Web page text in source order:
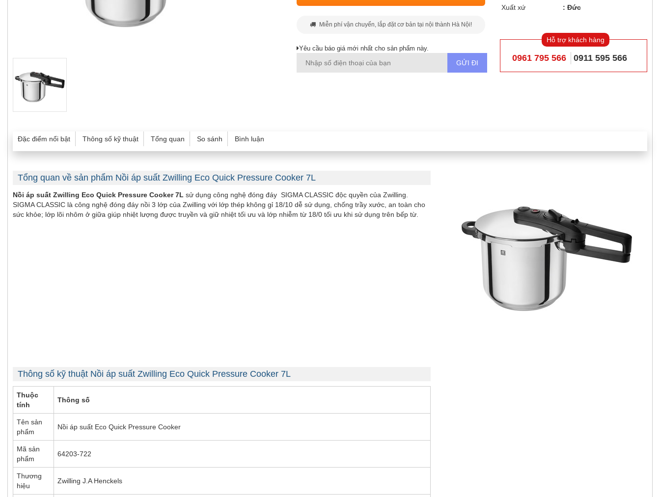
Miễn phí vận chuyển, lắp đặt cơ bản tại nội thành Hà Nội!
Yêu cầu báo giá mới nhất cho sản phẩm này.
Xuất xứ Đức
Hỗ trợ khách hàng
0961 795 566 0911 595 566
Đặc điểm nổi bật Thông số kỹ thuật Tổng quan So sánh Bình luận
Tổng quan về sản phẩm Nồi áp suất Zwilling Eco Quick Pressure Cooker 7L
Nồi áp suất Zwilling Eco Quick Pressure Cooker 7L sử dụng công nghệ đóng đáy SIGMA CLASSIC độc quyền của Zwilling.
SIGMA CLASSIC là công nghệ đóng đáy nồi 3 lớp của Zwilling với lớp thép không gỉ 18/10 dễ sử dụng, chống trầy xước, an toàn cho
sức khỏe; lớp lõi nhôm ở giữa giúp nhiệt lượng được truyền và giữ nhiệt tối ưu và lớp nhiễm từ 18/0 tối ưu khi sử dụng trên bếp từ.
Thông số kỹ thuật Nồi áp suất Zwilling Eco Quick Pressure Cooker 7L
Thuộc
tính
Thông số
Tên sản
phẩm
Nồi áp suất Eco Quick Pressure Cooker
Mã sản
phẩm
64203-722
Thương
hiệu
Zwilling J.A Henckels